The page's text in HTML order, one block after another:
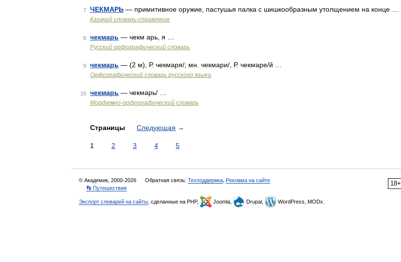
7 ЧЕКМАРЬ — примитивное оружие, пастушья палка с шишкообразным утолщением на конце …
Казачий словарь-справочник
8 чекмарь — чекм арь, я …
Русский орфографический словарь
9 чекмарь — (2 м), Р. чекмаря/; мн. чекмари/, Р. чекмаре/й …
Орфографический словарь русского языка
10 чекмарь — чекмарь/ …
Морфемно-орфографический словарь
Страницы Следующая →
1 2 3 4 5
18+
© Академик, 2000-2026 Обратная связь: Техподдержка Реклама на сайте
👣 Путешествия
Экспорт словарей на сайты , сделанные на PHP, Joomla, Drupal, WordPress, MODx.